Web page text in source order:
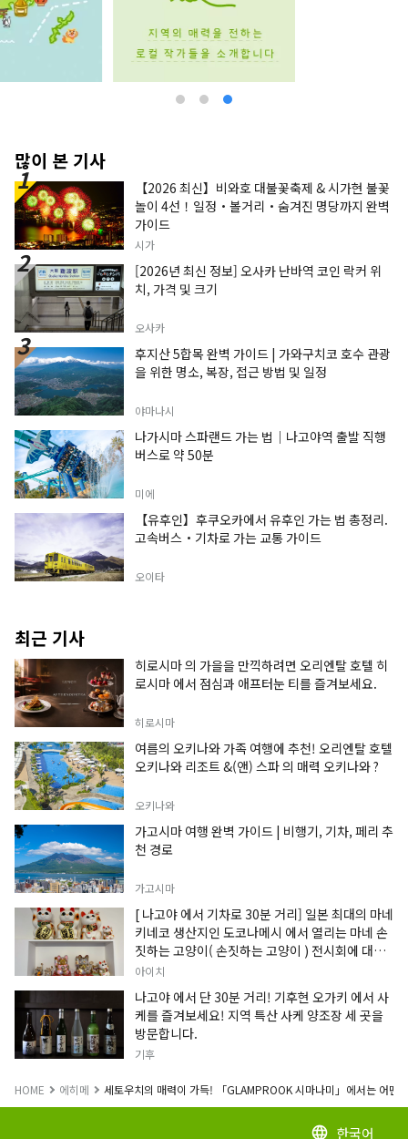
많이 본 기사
【2026 최신】비와호 대불꽃축제 & 시가현 불꽃
놀이 4선！일정・볼거리・숨겨진 명당까지 완벽
가이드
시가
[2026년 최신 정보] 오사카 난바역 코인 락커 위
치, 가격 및 크기
오사카
후지산 5합목 완벽 가이드 | 가와구치코 호수 관광
을 위한 명소, 복장, 접근 방법 및 일정
야마나시
나가시마 스파랜드 가는 법｜나고야역 출발 직행
버스로 약 50분
미에
【유후인】후쿠오카에서 유후인 가는 법 총정리.
고속버스・기차로 가는 교통 가이드
오이타
최근 기사
히로시마 의 가을을 만끽하려면 오리엔탈 호텔 히
로시마 에서 점심과 애프터눈 티를 즐겨보세요.
히로시마
여름의 오키나와 가족 여행에 추천! 오리엔탈 호텔
오키나와 리조트 &(앤) 스파 의 매력 오키나와 ?
오키나와
가고시마 여행 완벽 가이드 | 비행기, 기차, 페리 추
천 경로
가고시마
[ 나고야 에서 기차로 30분 거리] 일본 최대의 마네
키네코 생산지인 도코나메시 에서 열리는 마네 손
짓하는 고양이( 손짓하는 고양이 ) 전시회에 대한
정보입니다.
아이치
나고야 에서 단 30분 거리! 기후현 오가키 에서 사
케를 즐겨보세요! 지역 특산 사케 양조장 세 곳을
방문합니다.
기후
HOME 에히메 세토우치의 매력이 가득! 「GLAMPROOK 시마나미」에서는 어떤
language 한국어